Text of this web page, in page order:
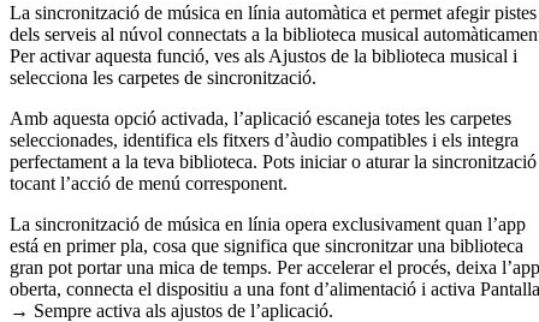
La sincronització de música en línia automàtica et permet afegir pistes
dels serveis al núvol connectats a la biblioteca musical
Per activar aquesta funció, ves als Ajustos de la biblioteca musical i
selecciona les carpetes de sincronització.
Amb aquesta opció activada, l’aplicació escaneja totes les carpetes
seleccionades, identifica els fitxers d’àudio compatibles i els integra
perfectament a la teva biblioteca. Pots iniciar o aturar la sincronització
tocant l’acció de menú corresponent.
La sincronització de música en línia opera exclusivament quan l’app
está en primer pla, cosa que significa que sincronitzar una biblioteca
gran pot portar una mica de temps. Per accelerar el procés, deixa l’app
oberta, connecta el dispositiu a una font d’alimentació i activa Pantalla
→ Sempre activa als ajustos de l’aplicació.